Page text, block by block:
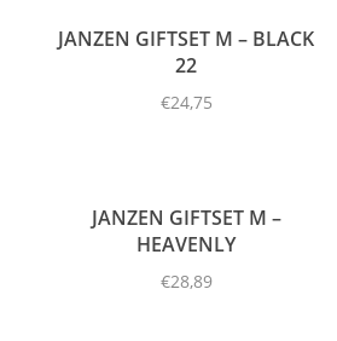
JANZEN GIFTSET M – BLACK
22
€24,75
JANZEN GIFTSET M –
HEAVENLY
€28,89